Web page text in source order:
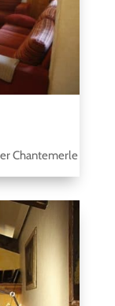
Chantemerle